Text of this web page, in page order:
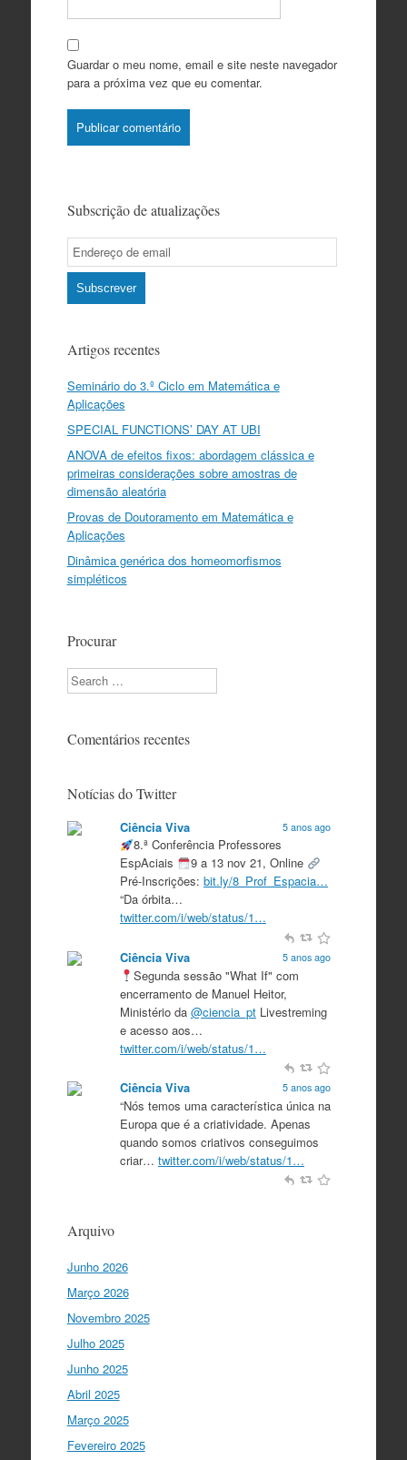
Guardar o meu nome, email e site neste navegador
para a próxima vez que eu comentar.
Subscrição de atualizações
Email
Subscription
Subscrever
Artigos recentes
Seminário do 3.º Ciclo em Matemática e
Aplicações
SPECIAL FUNCTIONS’ DAY AT UBI
ANOVA de efeitos fixos: abordagem clássica e
primeiras considerações sobre amostras de
dimensão aleatória
Provas de Doutoramento em Matemática e
Aplicações
Dinâmica genérica dos homeomorfismos
simpléticos
Procurar
Search
Comentários recentes
Notícias do Twitter
Ciência Viva 5 anos ago
8.ª Conferência Professores
EspAciais
9 a 13 nov 21, Online
Pré-Inscrições: bit.ly/8_Prof_Espacia…
“Da órbita…
twitter.com/i/web/status/1…
Ciência Viva 5 anos ago
Segunda sessão "What If" com
encerramento de Manuel Heitor,
Ministério da @ciencia_ptLivestreming
e acesso aos…
twitter.com/i/web/status/1…
Ciência Viva 5 anos ago
“Nós temos uma característica única na
Europa que é a criatividade. Apenas
quando somos criativos conseguimos
criar… twitter.com/i/web/status/1…
coesão…
Ciência Viva
"Para mim, a criação do Ministério da
Ciência foi o momento fundamental
para a mudança do ensino em Portugal,
I Gulbenkian Ciência
Fantastic closing up of
Arquivo
Junho 2026
Março 2026
Novembro 2025
Julho 2025
Junho 2025
Abril 2025
Março 2025
Fevereiro 2025